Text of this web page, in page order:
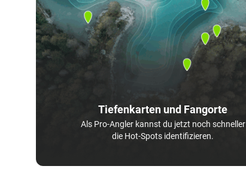
Tiefenkarten und Fangorte
Als Pro-Angler kannst du jetzt noch schneller
die Hot-Spots identifizieren.